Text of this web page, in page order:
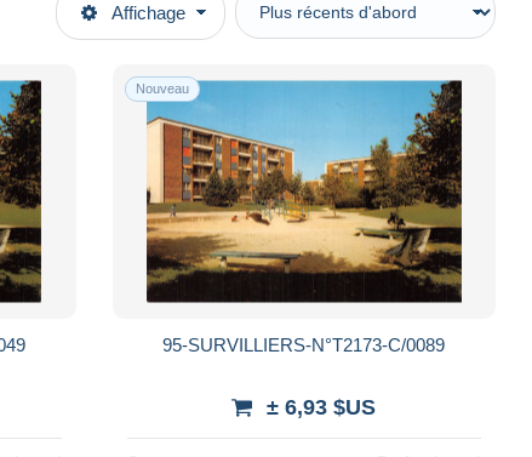
Affichage
Nouveau
95-SURVILLIERS-N°T2173-C/0089
± 6,93 $US